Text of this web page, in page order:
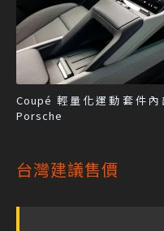
Coupé 輕量化運動套件
Porsche
台灣建議售價